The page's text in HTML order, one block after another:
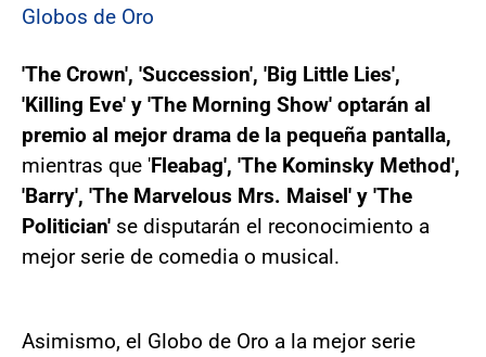
Globos de Oro​​​​​​​
'The Crown', 'Succession', 'Big Little Lies',
'Killing Eve' y 'The Morning Show' optarán al
premio al mejor drama de la pequeña pantalla,
mientras que 'Fleabag', 'The Kominsky Method',
'Barry', 'The Marvelous Mrs. Maisel' y 'The
Politician' se disputarán el reconocimiento a
mejor serie de comedia o musical.
Asimismo, el Globo de Oro a la mejor serie